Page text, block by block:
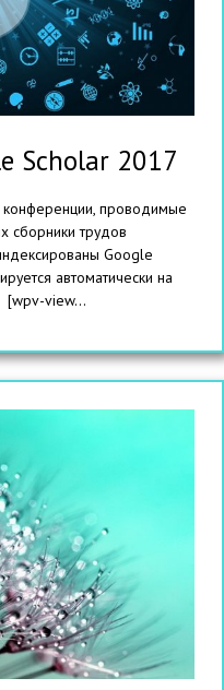
Scholar 2017
конференции, проводимые
сборники трудов
Google
автоматически на
[wpv-view...